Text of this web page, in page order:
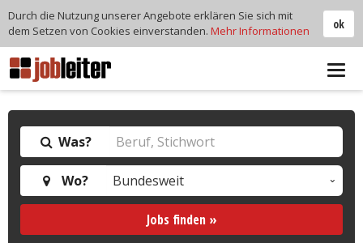
Was?
Wo?
Jobs finden »
ok
Durch die Nutzung unserer Angebote erklären Sie sich mit
dem Setzen von Cookies einverstanden. Mehr Informationen